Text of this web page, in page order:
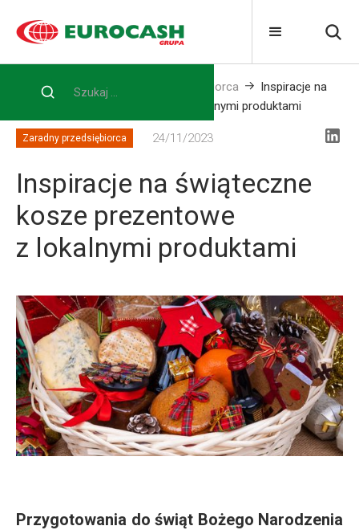
Home Blog Zaradny przedsiębiorca
Inspiracje na
świąteczne kosze prezentowe z lokalnymi produktami
Zaradny przedsiębiorca 24/11/2023
Inspiracje na świąteczne
kosze prezentowe
z lokalnymi produktami
Przygotowania do świąt Bożego Narodzenia